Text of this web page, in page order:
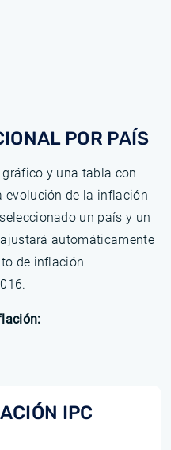
POR PAÍS
y una tabla con
evolución de la inflación
un país y un
automáticamente
de inflación
IPC